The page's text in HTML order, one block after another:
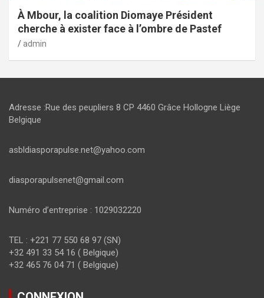
À Mbour, la coalition Diomaye Président
cherche à exister face à l’ombre de Pastef
admin
Adresse :Rue des peupliers 8 CP 4460 Grâce Hollogne Liège
Belgique
asbldiasporapulse.net@yahoo.com
diasporapulsenet@gmail.com
Numéro d’entreprise : 1029032220
TEL : +221 77 550 68 97 (SN)
+32 491 33 54 16 ( Belgique)
+32 465 76 04 71 ( Belgique)